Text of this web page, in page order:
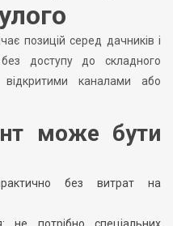
позицій серед дачників і
доступу до складного
каналами або
може бути
без витрат на